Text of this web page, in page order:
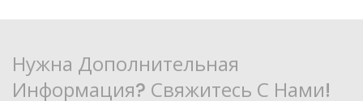
Нужна Дополнительная
Информация? Свяжитесь С Нами!